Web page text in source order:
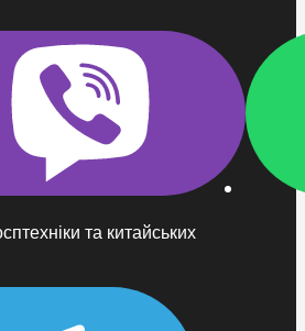
та китайських